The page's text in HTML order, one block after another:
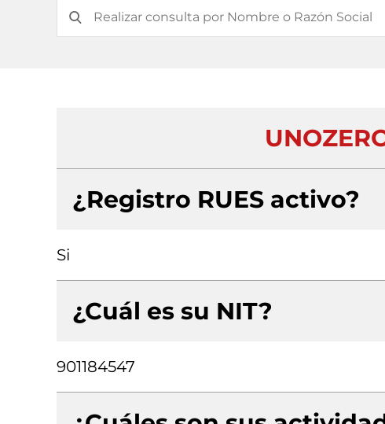
¿Registro RUES activo?
Si
¿Cuál es su NIT?
901184547